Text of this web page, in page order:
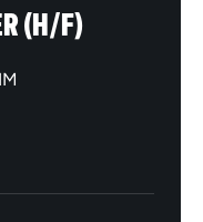
(H/F)